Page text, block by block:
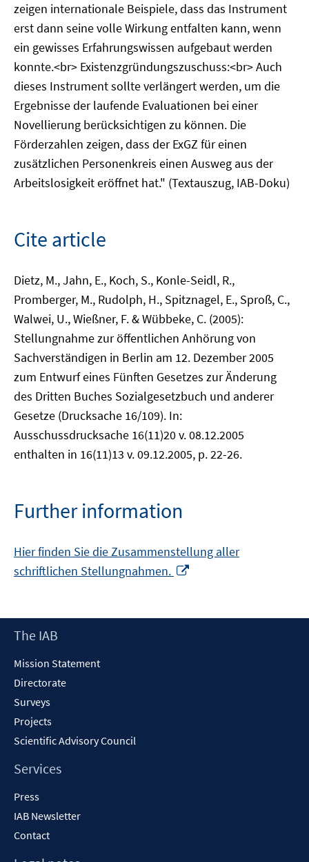
zeigen internationale Beispiele, dass das Instrument
erst dann seine volle Wirkung entfalten kann, wenn
ein gewisses Erfahrungswissen aufgebaut werden
konnte.<br> Existenzgründungszuschuss:<br> Auch
dieses Instrument sollte verlängert werden, um die
Ergebnisse der laufende Evaluationen bei einer
Novellierung berücksichtigen zu können. Die
Förderzahlen zeigen, dass der ExGZ für einen
zusätzlichen Personenkreis einen Ausweg aus der
Arbeitslosigkeit eröffnet hat." (Textauszug, IAB-Doku)
Cite article
Dietz, M., Jahn, E., Koch, S., Konle-Seidl, R.,
Promberger, M., Rudolph, H., Spitznagel, E., Sproß, C.,
Walwei, U., Wießner, F. & Wübbeke, C. (2005):
Stellungnahme zur öffentlichen Anhörung von
Sachverständigen in Berlin am 12. Dezember 2005
zum Entwurf eines Fünften Gesetzes zur Änderung
des Dritten Buches Sozialgesetzbuch und anderer
Gesetze (Drucksache 16/109). In:
Ausschussdrucksache 16(11)20 v. 08.12.2005
enthalten in 16(11)13 v. 09.12.2005, p. 22-26.
Further information
Hier finden Sie die Zusammenstellung aller
schriftlichen Stellungnahmen.
new
Footer
The IAB
Mission Statement
Directorate
Surveys
Projects
Scientific Advisory Council
Services
Press
IAB Newsletter
Contact